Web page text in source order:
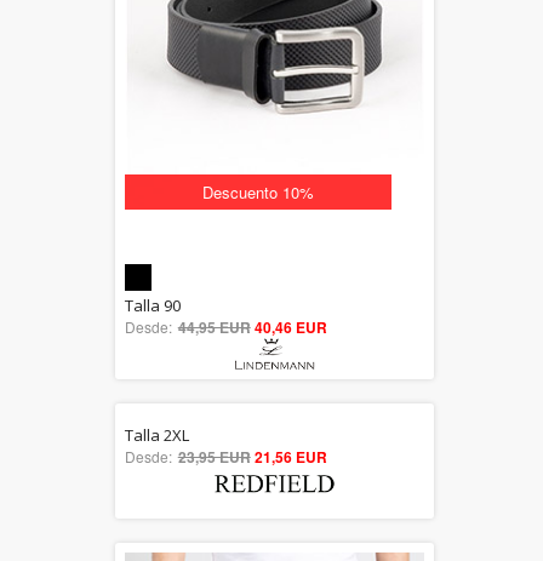
Descuento 10%
out of 5
Talla 90
Desde: 44,95 EUR40,46 EUR
5.00
out of 5
Talla 2XL
Desde: 23,95 EUR21,56 EUR